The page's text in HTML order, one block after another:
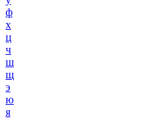
ф
х
ц
ч
ш
щ
э
ю
я